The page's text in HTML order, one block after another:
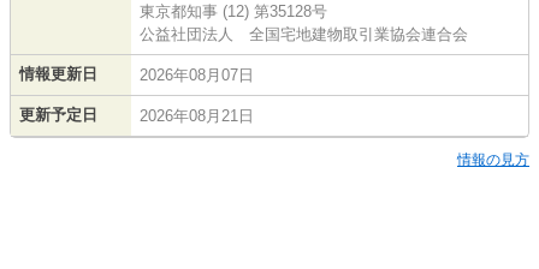
東京都知事 (12) 第35128号
公益社団法人 全国宅地建物取引業協会連合会
情報更新日 2026年08月07日
更新予定日 2026年08月21日
情報の見方